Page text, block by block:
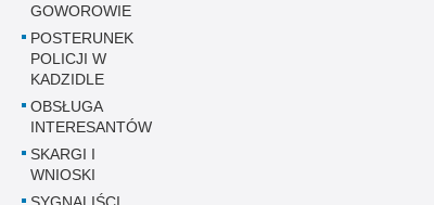
GOWOROWIE
POSTERUNEK
POLICJI W
KADZIDLE
OBSŁUGA
INTERESANTÓW
SKARGI I
WNIOSKI
SYGNALIŚCI